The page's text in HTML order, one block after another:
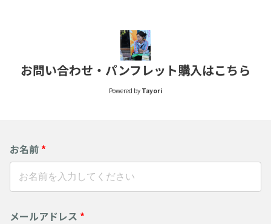
お問い合わせ・パンフレット購入はこちら
Powered by Tayori
お名前 *
メールアドレス *